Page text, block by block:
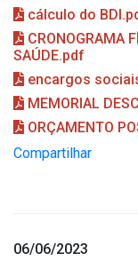
cálculo do
CRONOGRAMA
SAÚDE.pdf
encargos
MEMORIAL
ORÇAMENTO
Compartilhar
06/06/2023